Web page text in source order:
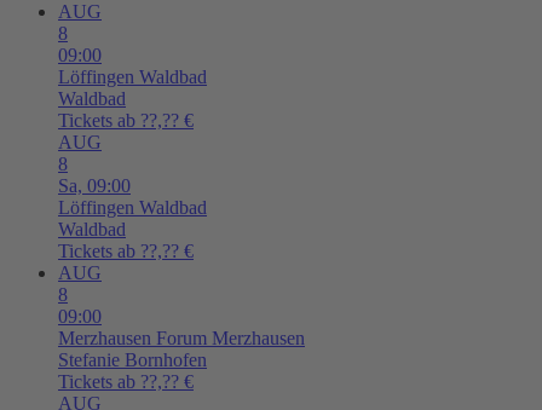
AUG
8
09:00
Löffingen Waldbad
Waldbad
Tickets ab ??,?? €
AUG
8
Sa, 09:00
Löffingen Waldbad
Waldbad
Tickets ab ??,?? €
AUG
8
09:00
Merzhausen Forum Merzhausen
Stefanie Bornhofen
Tickets ab ??,?? €
AUG